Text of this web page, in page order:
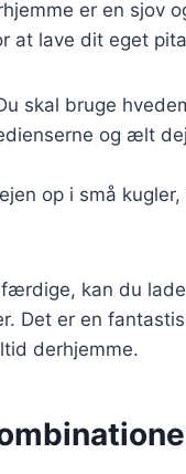
er en sjov
at lave dit eget
skal bruge
og ælt
op i små
kan du
Det er en
derhjemme.